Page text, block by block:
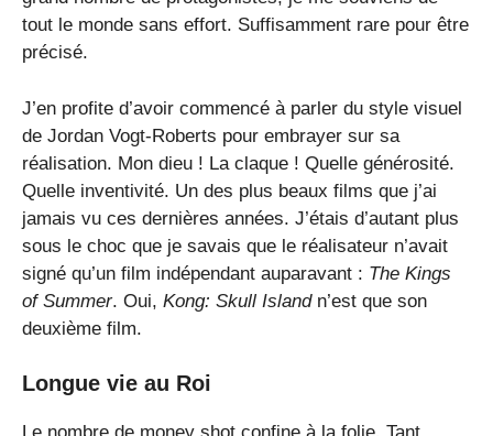
tout le monde sans effort. Suffisamment rare pour être
précisé.
J’en profite d’avoir commencé à parler du style visuel
de Jordan Vogt-Roberts pour embrayer sur sa
réalisation. Mon dieu ! La claque ! Quelle générosité.
Quelle inventivité. Un des plus beaux films que j’ai
jamais vu ces dernières années. J’étais d’autant plus
sous le choc que je savais que le réalisateur n’avait
signé qu’un film indépendant auparavant : The Kings
of Summer. Oui, Kong: Skull Islandn’est que son
deuxième film.
Longue vie au Roi